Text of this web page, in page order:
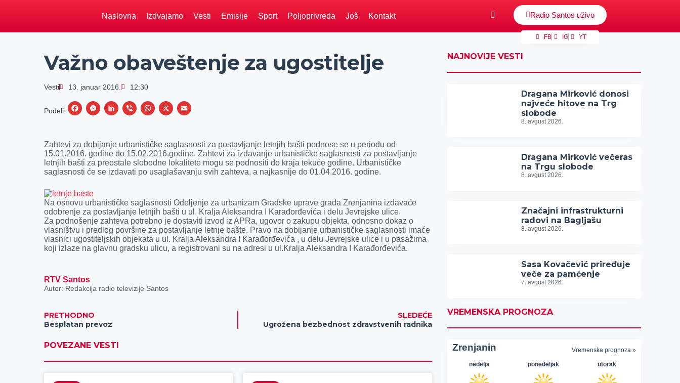
Naslovna Izdvajamo Vesti Emisije Sport Poljoprivreda Još Kontakt Radio Santos uživo
FB IG YT
Važno obaveštenje za ugostitelje
Vesti 13. januar 2016. 12:30
Podeli:
F
e
b
o
k
M
s
e
e
r
L
k
e
n
V
e
r
W
t
s
p
X
i
l
Zahtevi za dobijanje urbanističke saglasnosti za postavljanje letnjih bašti podnose se u periodu od
15.01.2016. godine do 15.02.2016.godine. Zahtevi za izdavanje urbanističke saglasnosti za postavljanje
letnjih bašti za preostale slobodne lokalitete mogu se podnositi do kraja tekuće godine. Urbanističke
saglasnosti će se izdavati po usaglašavanju svih zahteva, a najkasnije do 01.04.2016. godine.
Na osnovu urbanističke saglasnosti Odeljenje za urbanizam Gradske uprave grada Zrenjanina izdavaće
odobrenje za postavljanje letnjih bašti u ul. Kralja Aleksandra I Karađorđevića i delu Jevrejske ulice.
Za podnošenje zahteva potrebno je dostaviti izvod iz APRa, ugovor o zakupu objekta, odnosno dokaz o
vlasništvu i predlog površine za postavljanje letnje bašte. Pravo na dobijanje urbanističke saglasnosti imaće
vlasnici ugostiteljskih objekata u ul. Kralja Aleksandra I Karađorđevića , u delu Jevrejske ulice i u pasažima
koji izlaze na glavnu gradsku ulicu, a registrovani su na adresi u ul.Kralja Aleksandra I Karađorđevića.
RTV Santos
Autor: Redakcija radio televizije Santos
PRETHODNO
Besplatan prevoz
SLEDEĆE
Ugrožena bezbednost zdravstvenih radnika
POVEZANE VESTI
NAJNOVIJE VESTI
Dragana Mirković donosi
najveće hitove na Trg
slobode
8. avgust 2026.
Dragana Mirković večeras
na Trgu slobode
8. avgust 2026.
Značajni infrastrukturni
radovi na Bagljašu
8. avgust 2026.
Sasa Kovačević priređuje
veče za pamćenje
7. avgust 2026.
VREMENSKA PROGNOZA